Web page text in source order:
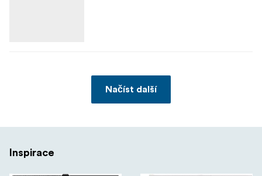
Načíst další
Inspirace